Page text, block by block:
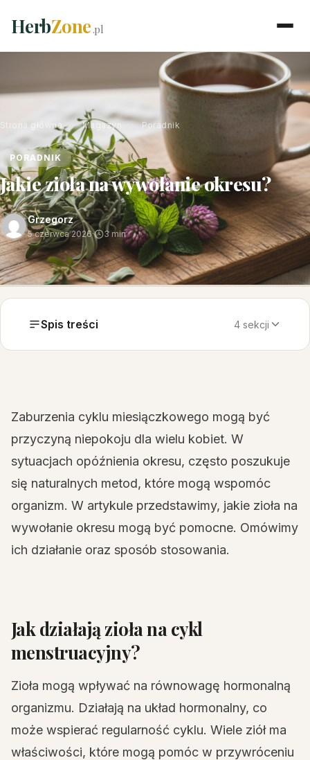
HerbZone.pl
Strona główna › Magazyn › Poradnik
PORADNIK
Jakie zioła na wywołanie okresu?
Grzegorz
5 czerwca 2026· 3 min
Spis treści 4 sekcji
Zaburzenia cyklu miesiączkowego mogą być
przyczyną niepokoju dla wielu kobiet. W
sytuacjach opóźnienia okresu, często poszukuje
się naturalnych metod, które mogą wspomóc
organizm. W artykule przedstawimy, jakie zioła na
wywołanie okresu mogą być pomocne. Omówimy
ich działanie oraz sposób stosowania.
Jak działają zioła na cykl
menstruacyjny?
Zioła mogą wpływać na równowagę hormonalną
organizmu. Działają na układ hormonalny, co
może wspierać regularność cyklu. Wiele ziół ma
właściwości, które mogą pomóc w przywróceniu